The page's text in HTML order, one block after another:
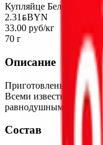
Купляйце Беларускае
2.31BYNBYN
33.00 руб/кг
70 г
Описание
Приготовлены из
Всеми известный вкус
равнодушным!
Состав